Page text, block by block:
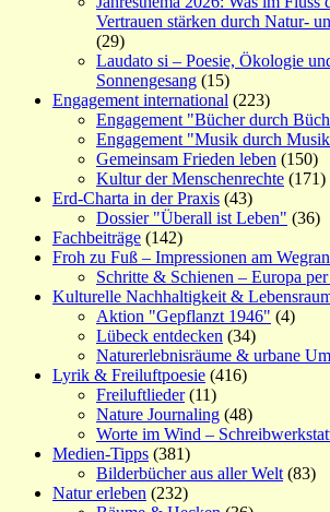
Vertrauen stärken durch Natur-
(29)
Laudato si – Poesie, Ökologie
Sonnengesang (15)
Engagement international (223)
Engagement "Bücher durch
Engagement "Musik durch
Gemeinsam Frieden leben (150)
Kultur der Menschenrechte (171)
Erd-Charta in der Praxis (43)
Dossier "Überall ist Leben" (36)
Fachbeiträge (142)
Froh zu Fuß – Impressionen am
Schritte & Schienen – Europa
Kulturelle Nachhaltigkeit &
Aktion "Gepflanzt 1946" (4)
Lübeck entdecken (34)
Naturerlebnisräume & urbane
Lyrik & Freiluftpoesie (416)
Freiluftlieder(11)
Nature Journaling (48)
Worte im Wind –
Medien-Tipps (381)
Bilderbücher aus aller Welt (83)
Natur erleben (232)